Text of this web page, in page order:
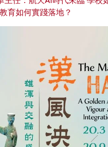
育如何實踐落地？